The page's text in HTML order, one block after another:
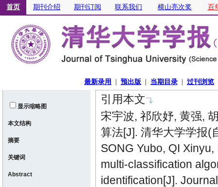
显示缩略图
本文结构
摘要
关键词
Abstract
引用本文
宋宇波, 祁欣妤, 黄强,
算法[J]. 清华大学学报
SONG Yubo, QI
multi-classification
identification[J].